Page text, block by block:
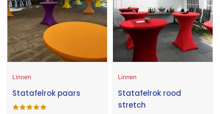
Linnen
Statafelrok paars
Linnen
Statafelrok rood
stretch